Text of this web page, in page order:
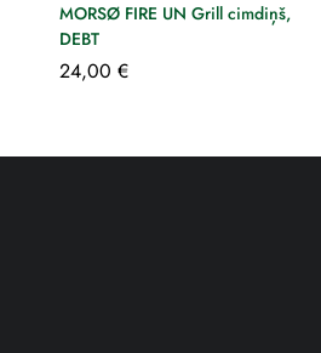
MORSØ FIRE UN Grill cimdiņš,
DEBT
24,00 €